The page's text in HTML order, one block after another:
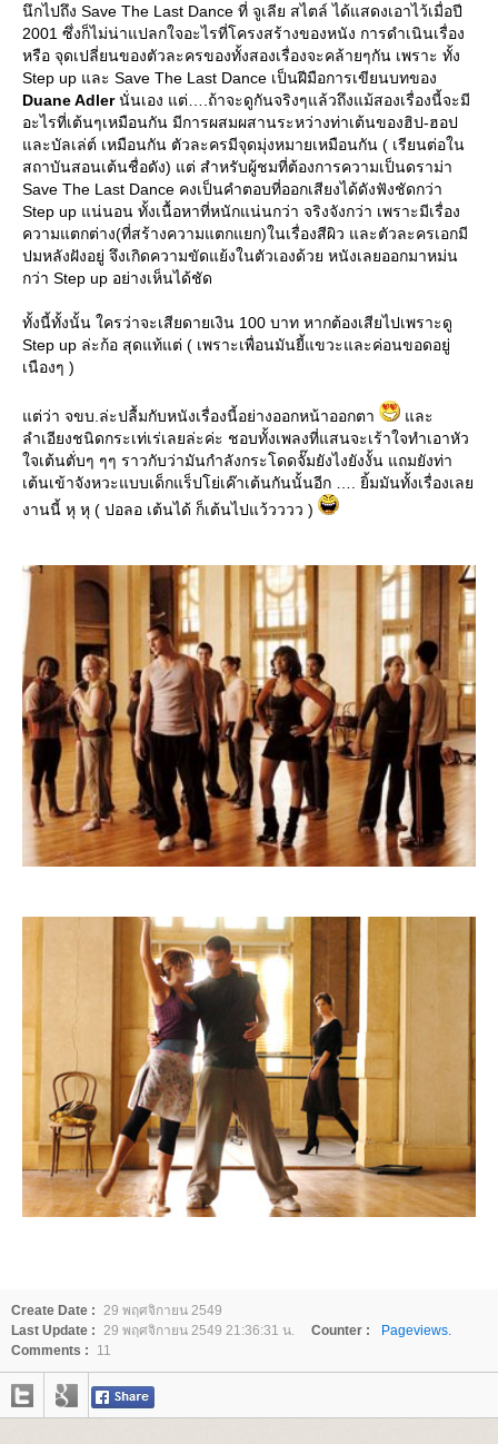
นึกไปถึง Save The Last Dance ที่ จูเลีย สไตล์ ได้แสดงเอาไว้เมื่อปี
2001 ซึ่งก็ไม่น่าแปลกใจอะไรที่โครงสร้างของหนัง การดำเนินเรื่อง
หรือ จุดเปลี่ยนของตัวละครของทั้งสองเรื่องจะคล้ายๆกัน เพราะ ทั้ง
Step up และ Save The Last Dance เป็นฝีมือการเขียนบทของ
Duane Adlerนั่นเอง แต่….ถ้าจะดูกันจริงๆแล้วถึงแม้สองเรื่องนี้จะมี
อะไรที่เต้นๆเหมือนกัน มีการผสมผสานระหว่างท่าเต้นของฮิป-ฮอป
ละบัลเล่ต์ เหมือนกัน ตัวละครมีจุดมุ่งหมายเหมือนกัน ( เรียนต่อใน
สถาบันสอนเต้นชื่อดัง) แต่ สำหรับผู้ชมที่ต้องการความเป็นดราม่า
Save The Last Dance คงเป็นคำตอบที่ออกเสียงได้ดังฟังชัดกว่า
Step up แน่นอน ทั้งเนื้อหาที่หนักแน่นกว่า จริงจังกว่า เพราะมีเรื่อง
ความแตกต่าง(ที่สร้างความแตกแยก)ในเรื่องสีผิว และตัวละครเอกมี
ปมหลังฝังอยู่ จึงเกิดความขัดแย้งในตัวเองด้วย หนังเลยออกมาหม่น
กว่า Step up อย่างเห็นได้ชัด
ทั้งนี้ทั้งนั้น ใครว่าจะเสียดายเงิน 100 บาท หากต้องเสียไปเพราะดู
Step up ล่ะก้อ สุดแท้แต่ ( เพราะเพื่อนมันยี้แขวะและค่อนขอดอยู่
เนืองๆ )
ต่ว่า จขบ.ล่ะปลื้มกับหนังเรื่องนี้อย่างออกหน้าออกตา
ละ
ลำเอียงชนิดกระเท่เร่เลยล่ะค่ะ ชอบทั้งเพลงที่แสนจะเร้าใจทำเอาหัว
จเต้นตั่บๆ ๆๆ ราวกับว่ามันกำลังกระโดดจั๊มยังไงยังงั้น แถมยังท่า
เต้นเข้าจังหวะแบบเด็กแร็ปโย่เค๊าเต้นกันนั้นอีก …. ยิ้มมันทั้งเรื่องเล
งานนี้ หุ หุ ( ปอลอ เต้นได้ ก็เต้นไปแว้วววว )
Create Date : 29 พฤศจิกายน 2549
Last Update : 29 พฤศจิกายน 2549 21:36:31 น. Counter :
Pageviews.
Comments :
11